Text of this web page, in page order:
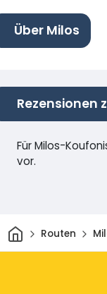
Über Milos
Rezensionen
Für Milos-
vor.
HeimRouten